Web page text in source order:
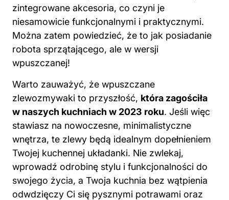
zintegrowane akcesoria, co czyni je
niesamowicie funkcjonalnymi i praktycznymi.
Można zatem powiedzieć, że to jak posiadanie
robota sprzątającego, ale w wersji
wpuszczanej!
Warto zauważyć, że wpuszczane
zlewozmywaki to przyszłość, która zagościła
w naszych kuchniach w 2023 roku. Jeśli więc
stawiasz na nowoczesne, minimalistyczne
wnętrza, te zlewy będą idealnym dopełnieniem
Twojej kuchennej układanki. Nie zwlekaj,
wprowadź odrobinę stylu i funkcjonalności do
swojego życia, a Twoja kuchnia bez wątpienia
odwdzięczy Ci się pysznymi potrawami oraz